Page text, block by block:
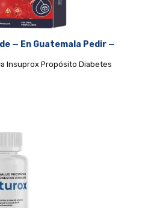
— En Guatemala Pedir —
Insuprox Propósito Diabetes